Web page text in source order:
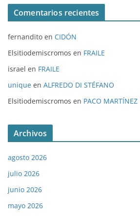
Comentarios recientes
fernandito en CIDÓN
Elsitiodemiscromos en FRAILE
israel en FRAILE
unique en ALFREDO DI STÉFANO
Elsitiodemiscromos en PACO MARTÍNEZ
Archivos
agosto 2026
julio 2026
junio 2026
mayo 2026